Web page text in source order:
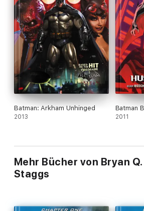
Batman: Arkham Unhinged
2013
Batman
2011
Mehr Bücher von Bryan
Staggs